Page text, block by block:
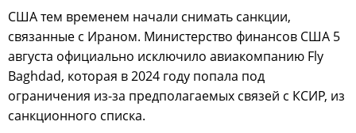
США тем временем начали снимать санкции,
связанные с Ираном. Министерство финансов США 5
августа официально исключило авиакомпанию Fly
Baghdad, которая в 2024 году попала под
ограничения из-за предполагаемых связей с КСИР, из
санкционного списка.